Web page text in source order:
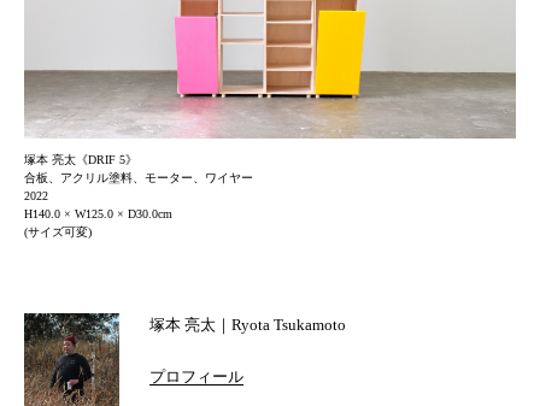
EVENTS
NEWS
EVENTS
NEWS
塚本 亮太《DRIF 5》
合板、アクリル塗料、モーター、ワイヤー
2022
H140.0 × W125.0 × D30.0cm
(サイズ可変)
塚本 亮太｜Ryota Tsukamoto
プロフィール